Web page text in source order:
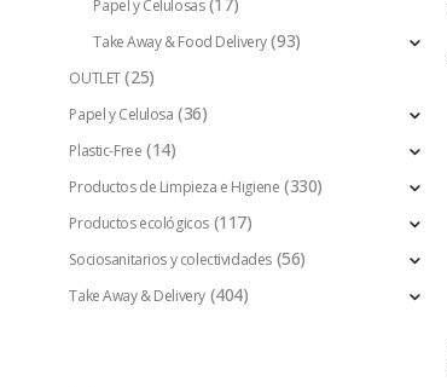
Papel y Celulosas
Take Away & Food Delivery (93)
OUTLET (25)
Papel y Celulosa (36)
Plastic-Free (14)
Productos de Limpieza e Higiene (330)
Productos ecológicos (117)
Sociosanitarios y colectividades (56)
Take Away & Delivery (404)